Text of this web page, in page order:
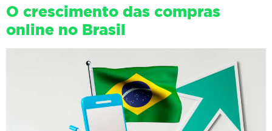
O crescimento das compras
online no Brasil